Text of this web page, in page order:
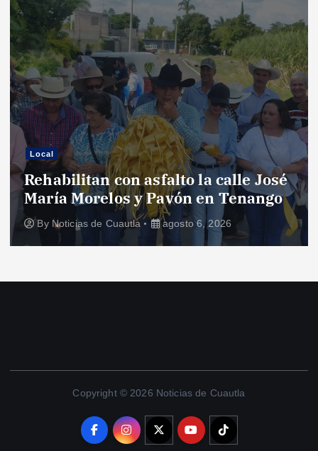
Local
Rehabilitan con asfalto la calle José
María Morelos y Pavón en Tenango
By Noticias de Cuautla agosto 6, 2026
Copyright © 2026 Noticias de Cuautla